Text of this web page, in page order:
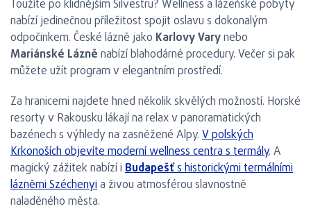
Toužíte po klidnějším Silvestru? Wellness a lázeňské pobyty
nabízí jedinečnou příležitost spojit oslavu s dokonalým
odpočinkem. České lázně jako Karlovy Varynebo
Mariánské Lázně nabízí blahodárné procedury. Večer si pak
můžete užít program v elegantním prostředí.
Za hranicemi najdete hned několik skvělých možností. Horské
resorty v Rakousku lákají na relax v panoramatických
bazénech s výhledy na zasněžené Alpy. V polských
Krkonoších objevíte moderní wellness centra s termály. A
magický zážitek nabízí i Budapešťs historickými termálními
lázněmi Széchenyia živou atmosférou slavnostně
naladěného města.